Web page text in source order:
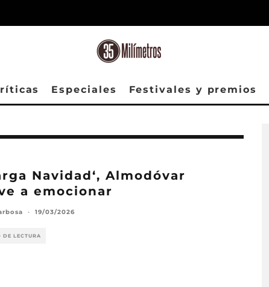
Especiales Festivales y premios
Navidad‘, Almodóvar
a emocionar
· 19/03/2026
DE LECTURA